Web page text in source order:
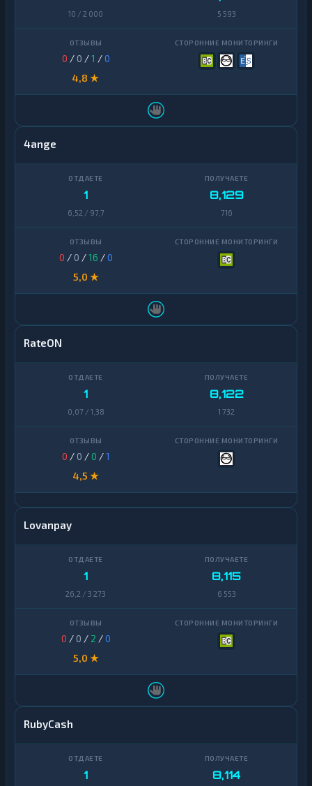
10 / 2 000 5 593
0 / 0 /1 /0
4,8 ★
4ange
1
6,52 / 97,7
8,129
716
0 / 0 /16 /0
5,0 ★
RateON
1
0,07 / 1,38
8,122
1 732
0 / 0 /0 /1
4,5 ★
Lovanpay
1
26,2 / 3 273
8,115
6 553
0 / 0 / 2 /0
5,0 ★
RubyCash
1 8,114